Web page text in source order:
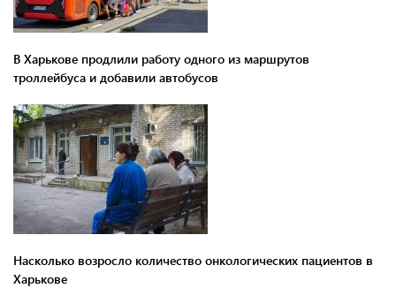
В Харькове продлили работу одного из маршрутов
троллейбуса и добавили автобусов
Насколько возросло количество онкологических пациентов в
Харькове